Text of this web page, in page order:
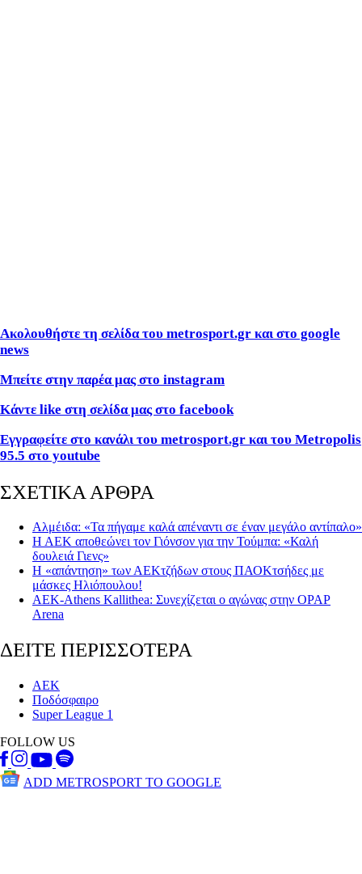
Ακολουθήστε τη σελίδα του metrosport.gr και στο google
news
Μπείτε στην παρέα μας στο instagram
Κάντε like στη σελίδα μας στο facebook
Εγγραφείτε στο κανάλι του metrosport.gr και του Metropolis
95.5 στο youtube
ΣΧΕΤΙΚΑ ΑΡΘΡΑ
Αλμέιδα: «Τα πήγαμε καλά απέναντι σε έναν μεγάλο αντίπαλο»
Η ΑΕΚ αποθεώνει τον Γιόνσον για την Τούμπα: «Καλή
δουλειά Γιενς»
Η «απάντηση» των ΑΕΚτζήδων στους ΠΑΟΚτσήδες με
μάσκες Ηλιόπουλου!
ΑΕΚ-Athens Kallithea: Συνεχίζεται ο αγώνας στην OPAP
Arena
ΔΕΙΤΕ ΠΕΡΙΣΣΟΤΕΡΑ
ΑΕΚ
Ποδόσφαιρο
Super League 1
FOLLOW US
ADD METROSPORT TO GOOGLE